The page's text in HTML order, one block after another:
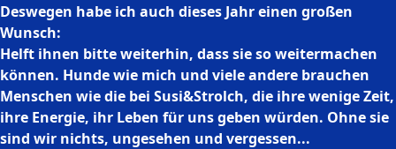
Deswegen habe ich auch dieses Jahr einen großen
Wunsch:
Helft ihnen bitte weiterhin, dass sie so weitermachen
können. Hunde wie mich und viele andere brauchen
Menschen wie die bei Susi&Strolch, die ihre wenige Zeit,
ihre Energie, ihr Leben für uns geben würden. Ohne sie
sind wir nichts, ungesehen und vergessen...